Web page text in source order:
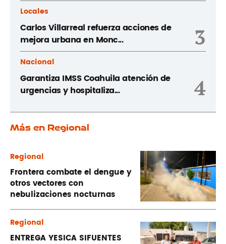
Locales
Carlos Villarreal refuerza acciones de
mejora urbana en Monc...
3
Nacional
Garantiza IMSS Coahuila atención de
urgencias y hospitaliza...
4
Más en Regional
Regional
Frontera combate el dengue y
otros vectores con
nebulizaciones nocturnas
Regional
ENTREGA YESICA SIFUENTES